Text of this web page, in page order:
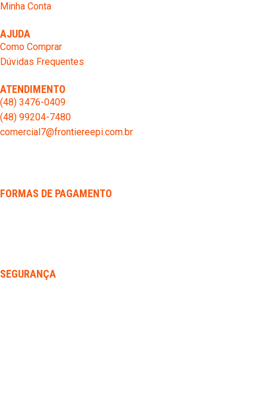
Minha Conta
AJUDA
Como Comprar
Dúvidas Frequentes
ATENDIMENTO
(48) 3476-0409
(48) 99204-7480
comercial7@frontiereepi.com.br
FORMAS DE PAGAMENTO
SEGURANÇA